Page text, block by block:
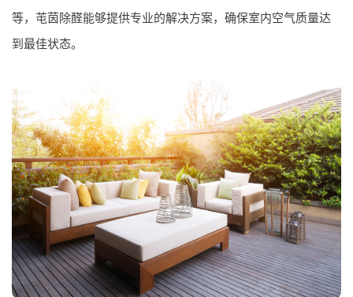
等，芚茵除醛能够提供专业的解决方案，确保室内空气质量达
到最佳状态。